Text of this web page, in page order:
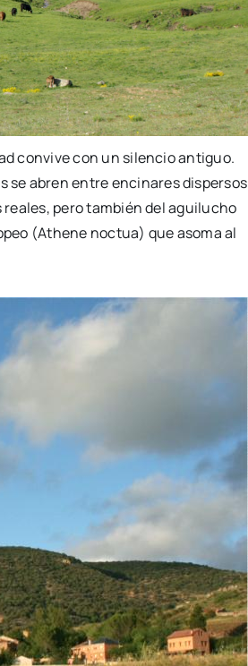
convive con un silencio antiguo.
se abren entre encinares dispersos
pero también del aguilucho
(Athene noctua) que asoma al